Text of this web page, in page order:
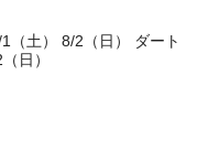
（土） 8/2（日） ダート
日）